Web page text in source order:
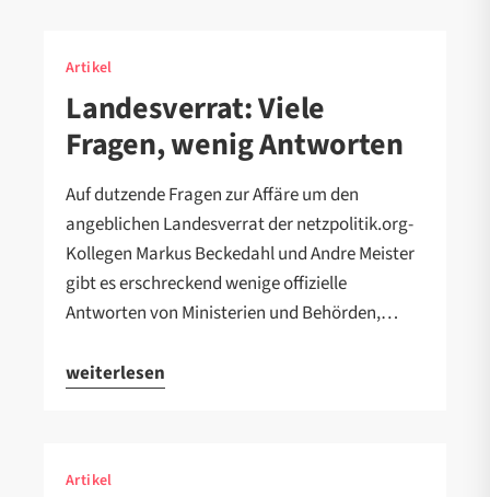
Artikel
Landesverrat: Viele
Fragen, wenig Antworten
Auf dutzende Fragen zur Affäre um den
angeblichen Landesverrat der netzpolitik.org-
Kollegen Markus Beckedahl und Andre Meister
gibt es erschreckend wenige offizielle
Antworten von Ministerien und Behörden,…
weiterlesen
Artikel